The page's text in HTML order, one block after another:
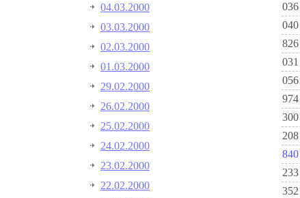
04.03.2000
03.03.2000
02.03.2000
01.03.2000
29.02.2000
26.02.2000
25.02.2000
24.02.2000
23.02.2000
22.02.2000
036
040
826
031
056
974
300
208
840
233
352